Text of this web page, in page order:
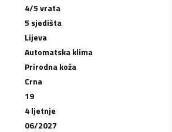
4/5 vrata
5 sjedišta
Lijeva
Automatska klima
Prirodna koža
Crna
19
4 ljetnje
06/2027